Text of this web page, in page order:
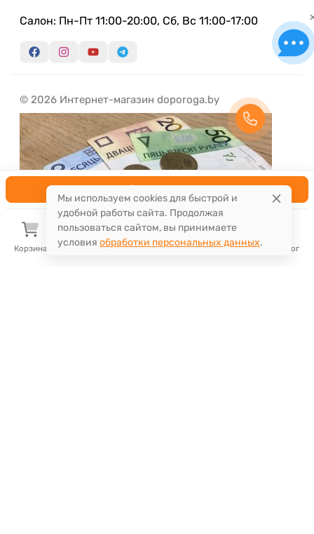
В корзину
Корзина Избранное Сравнение Поиск Каталог
Салон: Пн-Пт 11:00-20:00, Сб, Вс 11:00-17:00
© 2026 Интернет-магазин doporoga.by
Мы используем cookies для быстрой и
удобной работы сайта. Продолжая
пользоваться сайтом, вы принимаете
условия обработки персональных данных.